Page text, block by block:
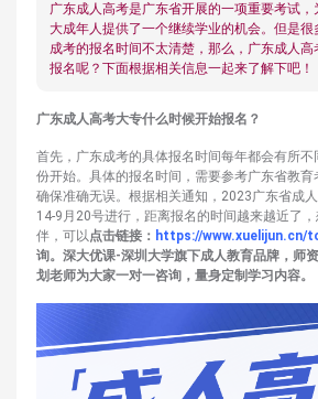
广东成人高考是广东省开展的一项重要考试
大成年人提供了一个继续学业的机会。但是
成考的报名时间不太清楚，那么，广东成人
报名呢？下面根据相关信息一起来了解下吧！
广东成人高考大专什么时候开始报名？
首先，广东成考的具体报名时间每年都会有所不
份开始。具体的报名时间，需要参考广东省教
确保准确无误。根据相关通知，2023广东省成
14-9月20号进行，距离报名的时间越来越近了
伴，可以点击链接： https://www.xuelijun.cn/
询。深大优课-深圳大学旗下成人教育品牌，师
划老师为大家一对一咨询，量身定制学习内容。